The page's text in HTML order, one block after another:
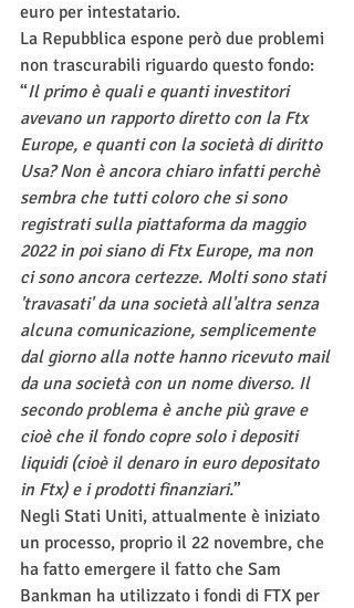
euro per intestatario.
La Repubblica espone però due problemi
non trascurabili riguardo questo fondo:
“Il primo è quali e quanti investitori
avevano un rapporto diretto con la Ftx
Europe, e quanti con la società di diritto
Usa? Non è ancora chiaro infatti perchè
sembra che tutti coloro che si sono
registrati sulla piattaforma da maggio
2022 in poi siano di Ftx Europe, ma non
ci sono ancora certezze. Molti sono stati
'travasati' da una società all'altra senza
alcuna comunicazione, semplicemente
dal giorno alla notte hanno ricevuto mail
da una società con un nome diverso. Il
secondo problema è anche più grave e
cioè che il fondo copre solo i depositi
liquidi (cioè il denaro in euro depositato
in Ftx) e i prodotti finanziari.”
Negli Stati Uniti, attualmente è iniziato
un processo, proprio il 22 novembre, che
ha fatto emergere il fatto che Sam
Bankman ha utilizzato i fondi di FTX per